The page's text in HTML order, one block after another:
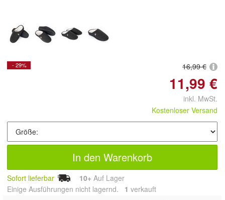
- 29% 16,99 €
11,99 €
inkl. MwSt.
Kostenloser Versand
In den Warenkorb
Sofort lieferbar 10+ Auf Lager
Einige Ausführungen nicht lagernd. 1 verkauft